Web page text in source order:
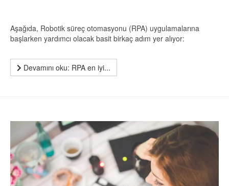
Aşağıda, Robotik süreç otomasyonu (RPA) uygulamalarına
başlarken yardımcı olacak basit birkaç adım yer alıyor:
Devamını oku: RPA en iyi...